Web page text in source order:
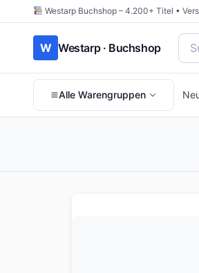
Westarp Buchshop – 4.200+ Titel •
W Westarp · Buchshop
Alle Warengruppen